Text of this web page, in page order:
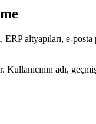
altyapıları, e-
Kullanıcının adı,